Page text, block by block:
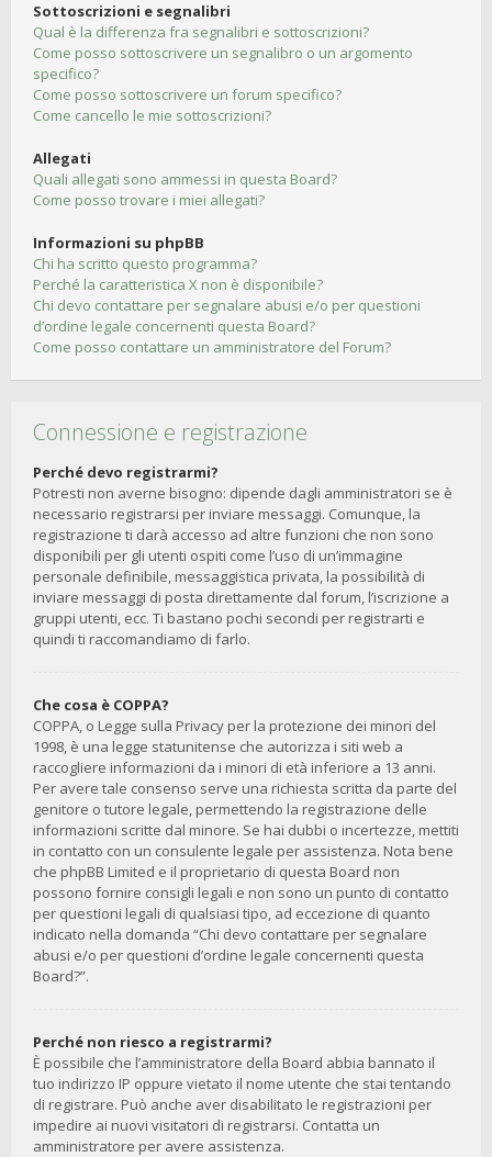
Sottoscrizioni e segnalibri
Qual è la differenza fra segnalibri e sottoscrizioni?
Come posso sottoscrivere un segnalibro o un argomento
specifico?
Come posso sottoscrivere un forum specifico?
Come cancello le mie sottoscrizioni?
Allegati
Quali allegati sono ammessi in questa Board?
Come posso trovare i miei allegati?
Informazioni su phpBB
Chi ha scritto questo programma?
Perché la caratteristica X non è disponibile?
Chi devo contattare per segnalare abusi e/o per questioni
d’ordine legale concernenti questa Board?
Come posso contattare un amministratore del Forum?
Connessione e registrazione
Perché devo registrarmi?
Potresti non averne bisogno: dipende dagli amministratori se è
necessario registrarsi per inviare messaggi. Comunque, la
registrazione ti darà accesso ad altre funzioni che non sono
disponibili per gli utenti ospiti come l’uso di un’immagine
personale definibile, messaggistica privata, la possibilità di
inviare messaggi di posta direttamente dal forum, l’iscrizione a
gruppi utenti, ecc. Ti bastano pochi secondi per registrarti e
quindi ti raccomandiamo di farlo.
Che cosa è COPPA?
COPPA, o Legge sulla Privacy per la protezione dei minori del
1998, è una legge statunitense che autorizza i siti web a
raccogliere informazioni da i minori di età inferiore a 13 anni.
Per avere tale consenso serve una richiesta scritta da parte del
genitore o tutore legale, permettendo la registrazione delle
informazioni scritte dal minore. Se hai dubbi o incertezze, mettiti
in contatto con un consulente legale per assistenza. Nota bene
che phpBB Limited e il proprietario di questa Board non
possono fornire consigli legali e non sono un punto di contatto
per questioni legali di qualsiasi tipo, ad eccezione di quanto
indicato nella domanda “Chi devo contattare per segnalare
abusi e/o per questioni d’ordine legale concernenti questa
Board?”.
Perché non riesco a registrarmi?
È possibile che l’amministratore della Board abbia bannato il
tuo indirizzo IP oppure vietato il nome utente che stai tentando
di registrare. Può anche aver disabilitato le registrazioni per
impedire ai nuovi visitatori di registrarsi. Contatta un
amministratore per avere assistenza.